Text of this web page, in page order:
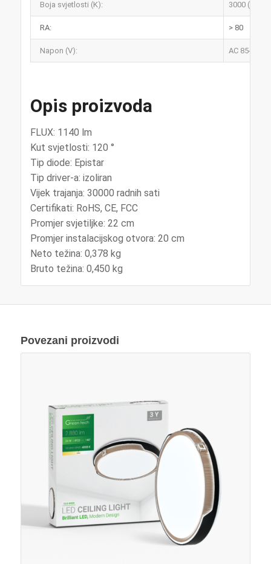
Boja svjetlosti (K): 3000 (K)
RA: > 80
Napon (V): AC 85-
Opis proizvoda
FLUX: 1140 lm
Kut svjetlosti: 120 °
Tip diode: Epistar
Tip driver-a: izoliran
Vijek trajanja: 30000 radnih sati
Certifikati: RoHS, CE, FCC
Promjer svjetiljke: 22 cm
Promjer instalacijskog otvora: 20 cm
Neto težina: 0,378 kg
Bruto težina: 0,450 kg
Povezani proizvodi